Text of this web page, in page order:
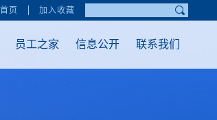
页 加入收藏
员工之家 信息公开 联系我们